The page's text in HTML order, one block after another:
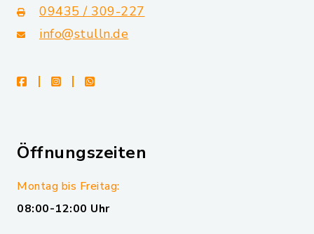
09435 / 309-227
info@stulln.de
facebookinstagramwhatsapp
Öffnungszeiten
Montag bis Freitag:
08:00-12:00 Uhr